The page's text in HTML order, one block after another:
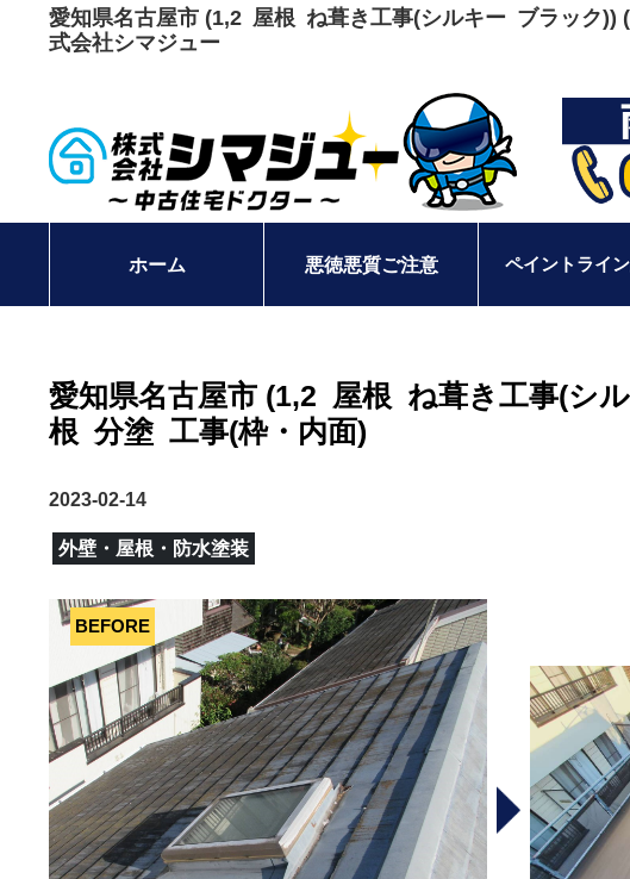
愛知県名古屋市 (1,2 屋根 ね葺き工事(シルキー ブラック
式会社シマジュー
ホーム 悪徳悪質ご注意 ペイントライ
愛知県名古屋市 (1,2 屋根 ね葺き工事(シ
根 分塗 工事(枠・内面)
2023-02-14
外壁・屋根・防水塗装